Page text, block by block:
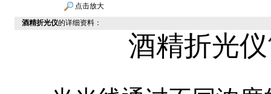
点击放大
酒精折光仪的详细资料：
酒精折光